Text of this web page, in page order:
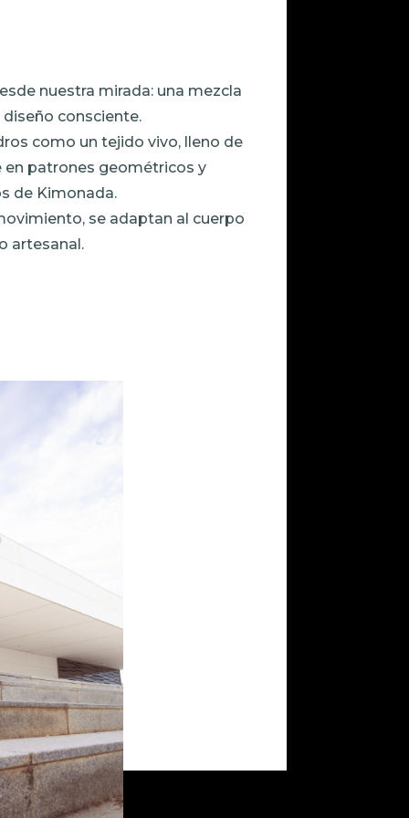
nuestra mirada: una mezcla
consciente.
como un tejido vivo, lleno de
en patrones geométricos y
de Kimonada.
se adaptan al cuerpo
artesanal.